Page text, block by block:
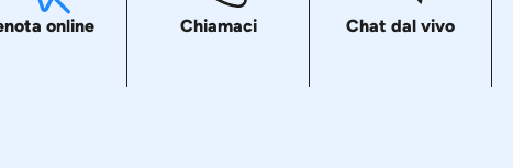
online Chiamaci Chat dal vivo